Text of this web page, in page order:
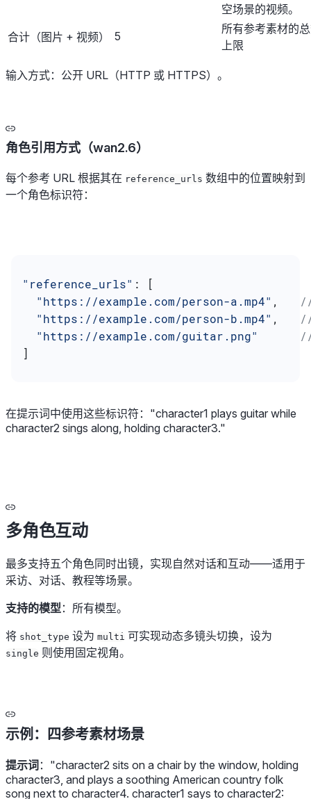
空场景的视频。
合计（图片 + 视频）
5
所有参考素材的
上限
输入方式：公开 URL（HTTP 或 HTTPS）。
角色引用方式（wan2.6）
每个参考 URL 根据其在 reference_urls 数组中的位置映射到
一个角色标识符：
"reference_urls" : [
  "https://example.com/person-a.mp4"
,
  "https://example.com/person-b.mp4"
,
  "https://example.com/guitar.png"
]
在提示词中使用这些标识符： "character1 plays guitar while
character2 sings along, holding character3."
多角色互动
最多支持五个角色同时出镜，实现自然对话和互动——适用于
采访、对话、教程等场景。
支持的模型：所有模型。
将 shot_type 设为 multi 可实现动态多镜头切换，设为
single 则使用固定视角。
示例：四参考素材场景
提示词 ： "character2 sits on a chair by the window, holding
character3, and plays a soothing American country folk
song next to character4. character1 says to character2: